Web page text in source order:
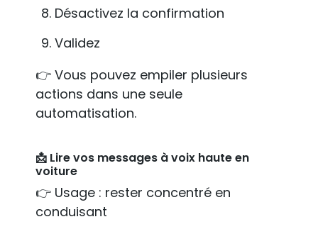
Désactivez la confirmation
Validez
👉 Vous pouvez empiler plusieurs
actions dans une seule
automatisation.
📩 Lire vos messages à voix haute en
voiture
👉 Usage : rester concentré en
conduisant